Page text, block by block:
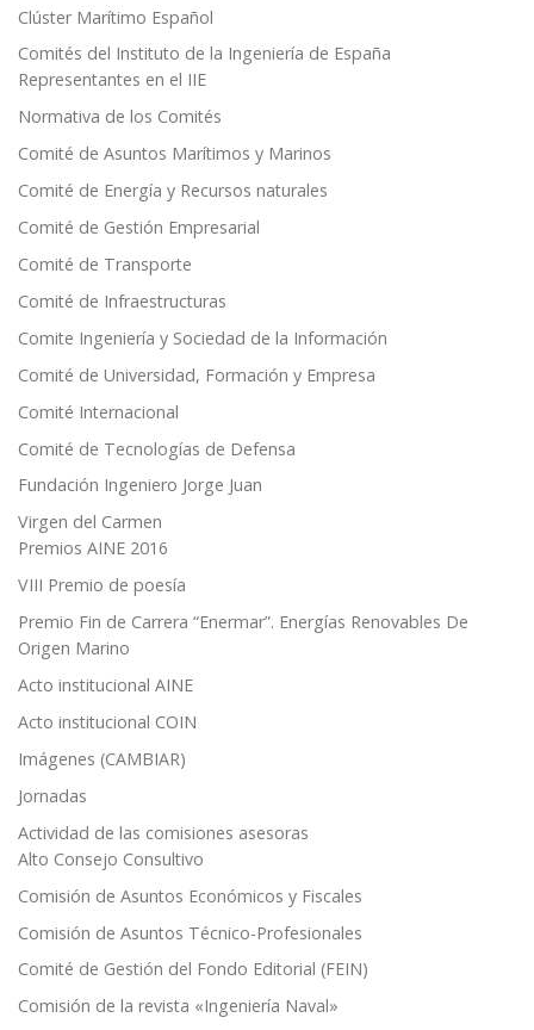
Clúster Marítimo Español
Comités del Instituto de la Ingeniería de España
Representantes en el IIE
Normativa de los Comités
Comité de Asuntos Marítimos y Marinos
Comité de Energía y Recursos naturales
Comité de Gestión Empresarial
Comité de Transporte
Comité de Infraestructuras
Comite Ingeniería y Sociedad de la Información
Comité de Universidad, Formación y Empresa
Comité Internacional
Comité de Tecnologías de Defensa
Fundación Ingeniero Jorge Juan
Virgen del Carmen
Premios AINE 2016
VIII Premio de poesía
Premio Fin de Carrera “Enermar”. Energías Renovables De
Origen Marino
Acto institucional AINE
Acto institucional COIN
Imágenes (CAMBIAR)
Jornadas
Actividad de las comisiones asesoras
Alto Consejo Consultivo
Comisión de Asuntos Económicos y Fiscales
Comisión de Asuntos Técnico-Profesionales
Comité de Gestión del Fondo Editorial (FEIN)
Comisión de la revista «Ingeniería Naval»